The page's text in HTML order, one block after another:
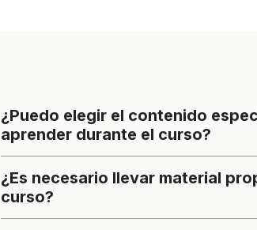
¿Puedo elegir el contenido
aprender durante el curso?
¿Es necesario llevar material
curso?